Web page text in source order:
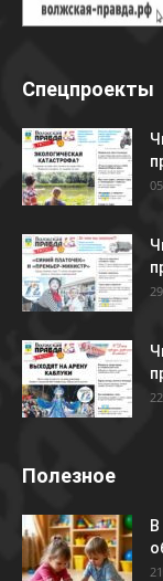
Спецпроекты
Полезное